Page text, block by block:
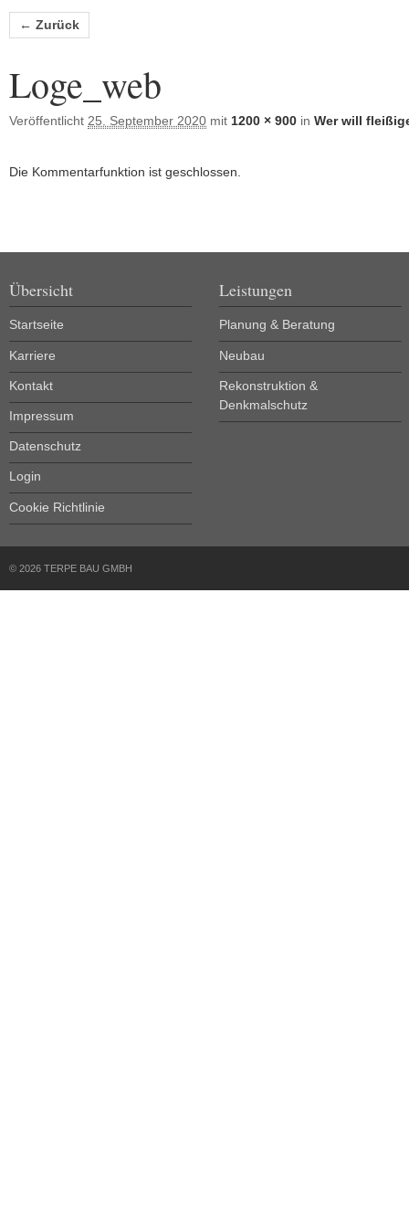
Bilder-Navigation
← Zurück
Loge_web
Veröffentlicht 25. September 2020 mit 1200 × 900 in Wer will
Die Kommentarfunktion ist geschlossen.
Übersicht
Startseite
Karriere
Kontakt
Impressum
Datenschutz
Login
Cookie Richtlinie
Leistungen
Planung & Beratung
Neubau
Rekonstruktion &
Denkmalschutz
© 2026 TERPE BAU GMBH